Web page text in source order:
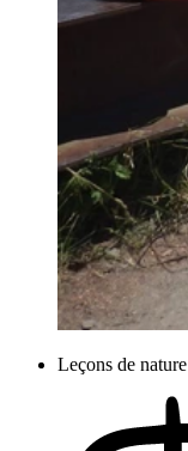
Leçons de nature